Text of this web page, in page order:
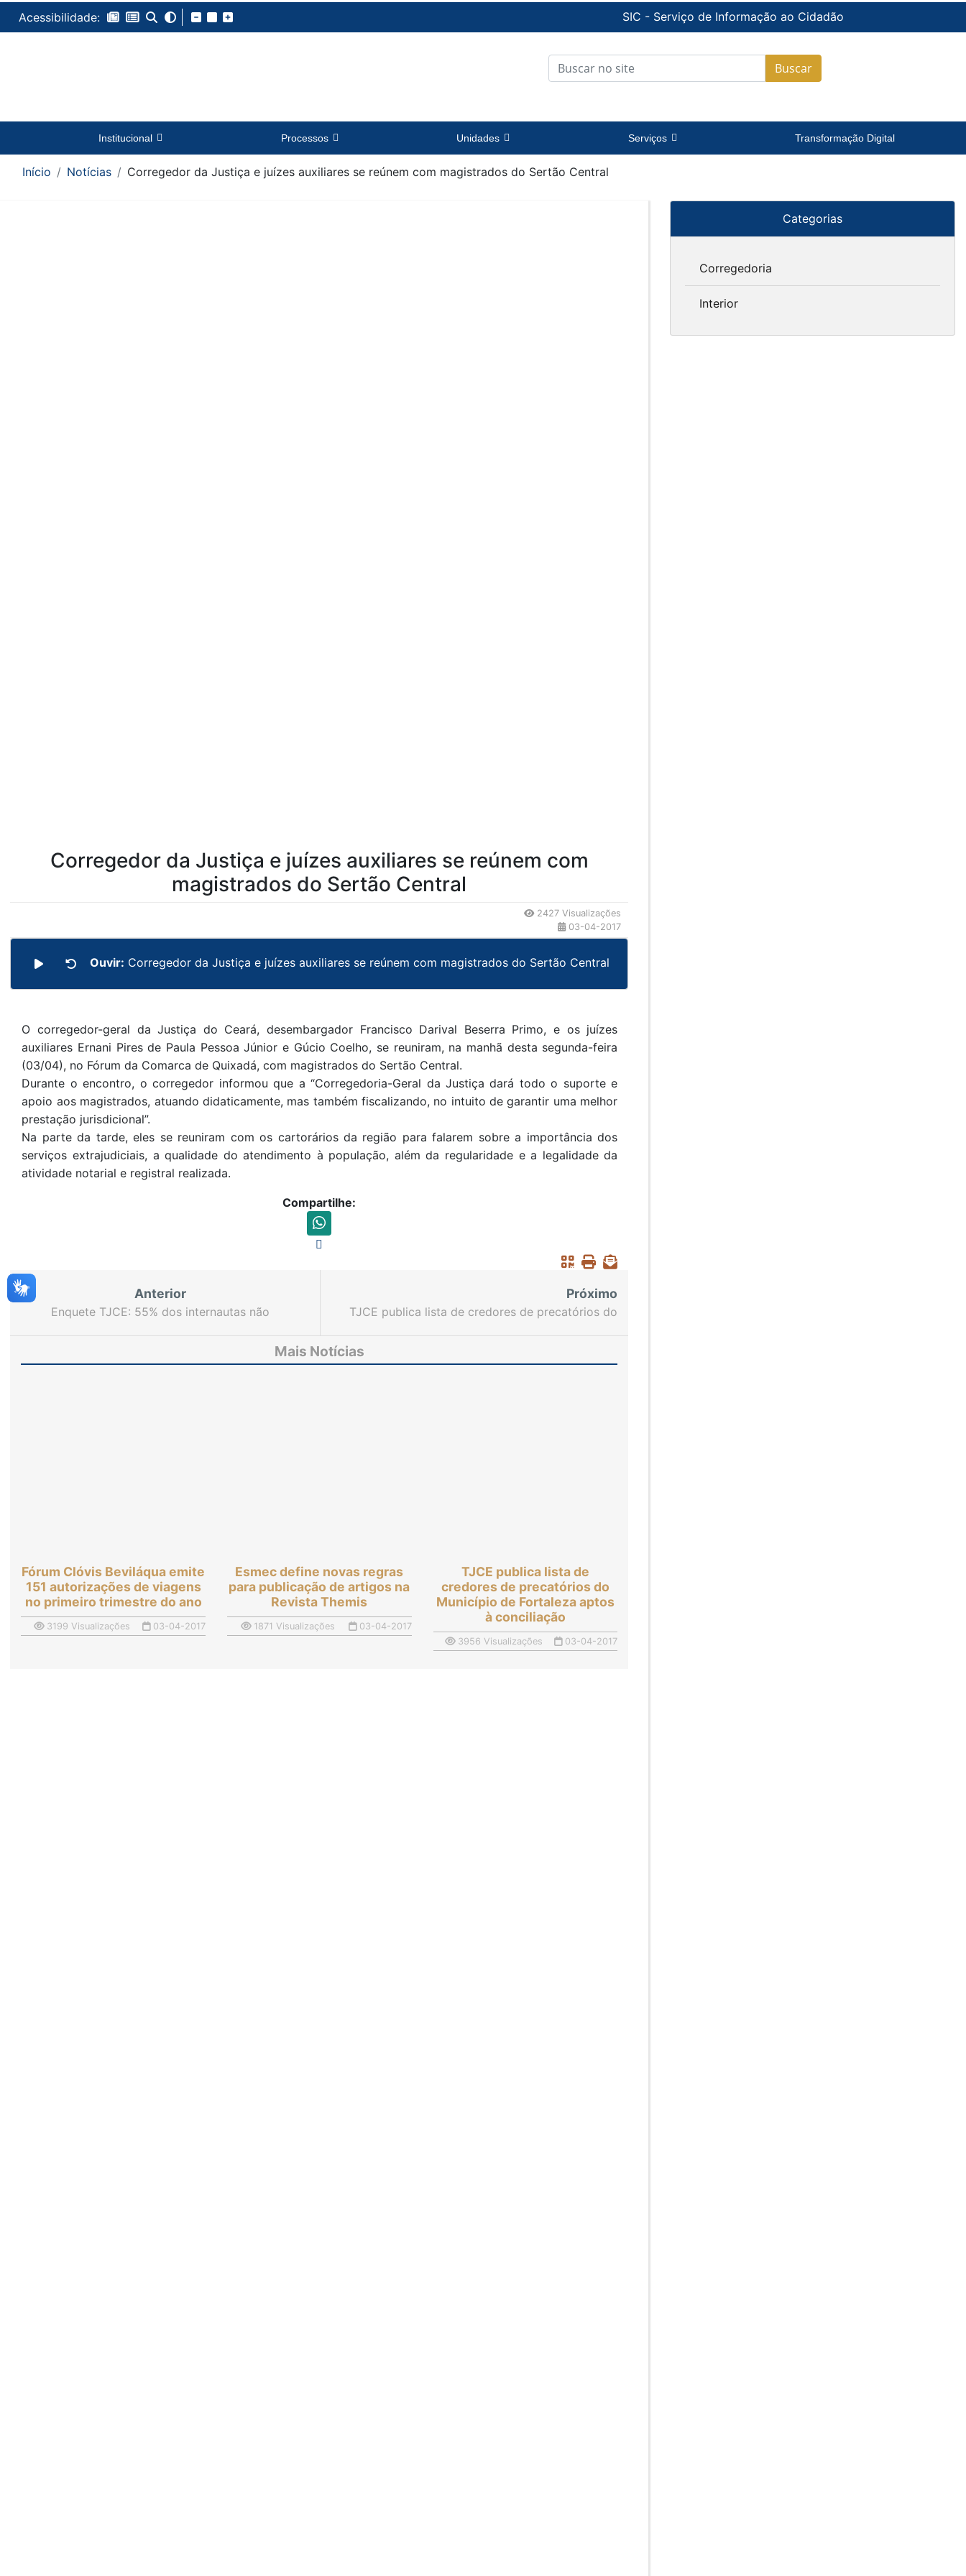
Acessibilidade: SIC - Serviço de Informação ao Cidadão
Buscar
Institucional Processos Unidades Serviços Transformação Digital
Início Notícias Corregedor da Justiça e juízes auxiliares se reúnem com magistrados do Sertão Central
Corregedor da Justiça e juízes auxiliares se reúnem com
magistrados do Sertão Central
2427 Visualizações
03-04-2017
Ouvir: Corregedor da Justiça e juízes auxiliares se reúnem com magistrados do Sertão Central
O corregedor-geral da Justiça do Ceará, desembargador Francisco Darival Beserra Primo, e os juízes
auxiliares Ernani Pires de Paula Pessoa Júnior e Gúcio Coelho, se reuniram, na manhã desta segunda-feira
(03/04), no Fórum da Comarca de Quixadá, com magistrados do Sertão Central.
Durante o encontro, o corregedor informou que a “Corregedoria-Geral da Justiça dará todo o suporte e
apoio aos magistrados, atuando didaticamente, mas também fiscalizando, no intuito de garantir uma melhor
prestação jurisdicional”.
Na parte da tarde, eles se reuniram com os cartorários da região para falarem sobre a importância dos
serviços extrajudiciais, a qualidade do atendimento à população, além da regularidade e a legalidade da
atividade notarial e registral realizada.
Compartilhe:
Anterior
Enquete TJCE: 55% dos internautas não
Próximo
TJCE publica lista de credores de precatórios do
Mais Notícias
Fórum Clóvis Beviláqua emite
151 autorizações de viagens
no primeiro trimestre do ano
3199 Visualizações 03-04-2017
Esmec define novas regras
para publicação de artigos na
Revista Themis
1871 Visualizações 03-04-2017
TJCE publica lista de
credores de precatórios do
Município de Fortaleza aptos
à conciliação
3956 Visualizações 03-04-2017
Categorias
Corregedoria
Interior